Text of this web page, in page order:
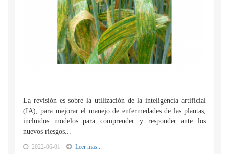
La revisión es sobre la utilización de la inteligencia artificial
(IA), para mejorar el manejo de enfermedades de las plantas,
incluidos modelos para comprender y responder ante los
nuevos riesgos...
2022-06-01 Leer mas...